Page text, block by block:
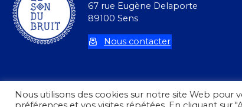
67 rue Eugène Delaporte
89100 Sens
Nous contacter
Nous utilisons des cookies sur notre site Web